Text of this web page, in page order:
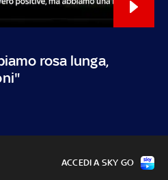
rosa lunga,
ACCEDI A SKY GO